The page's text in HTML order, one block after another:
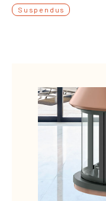
Suspendus